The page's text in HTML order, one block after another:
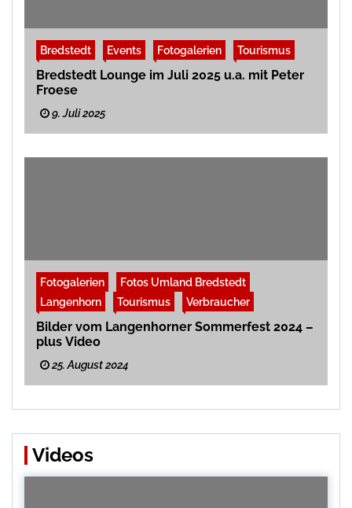
Bredstedt Events Fotogalerien Tourismus
Bredstedt Lounge im Juli 2025 u.a. mit Peter
Froese
9. Juli 2025
Fotogalerien
Fotos Umland Bredstedt
Langenhorn
Tourismus Verbraucher
Bilder vom Langenhorner Sommerfest 2024 –
plus Video
25. August 2024
Videos